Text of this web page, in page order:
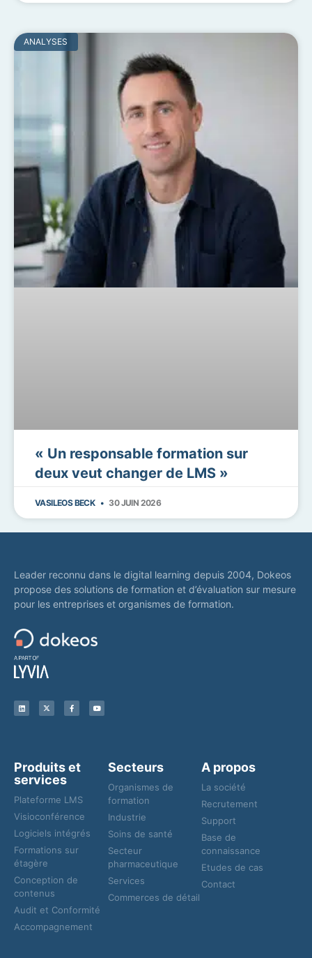
ANALYSES
« Un responsable formation sur
deux veut changer de LMS »
VASILEOS BECK 30 JUIN 2026
Leader reconnu dans le digital learning depuis 2004, Dokeos
propose des solutions de formation et d’évaluation sur mesure
pour les entreprises et organismes de formation.
Produits et
services
Plateforme LMS
Visioconférence
Logiciels intégrés
Formations sur
étagère
Conception de
contenus
Audit et Conformité
Accompagnement
Secteurs
Organismes de
formation
Industrie
Soins de santé
Secteur
pharmaceutique
Services
Commerces de détail
A propos
La société
Recrutement
Support
Base de
connaissance
Etudes de cas
Contact